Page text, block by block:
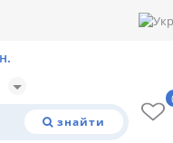
знайти